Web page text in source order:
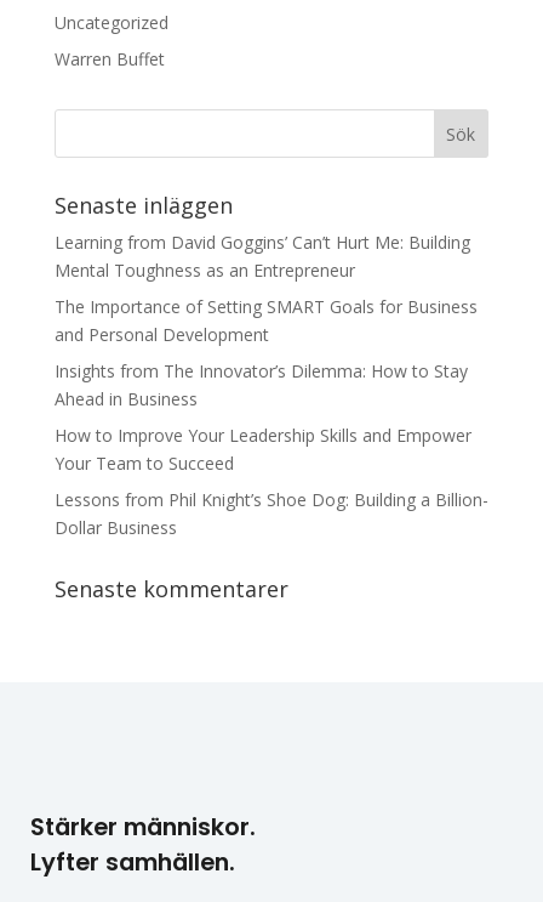
Uncategorized
Warren Buffet
Senaste inläggen
Learning from David Goggins’ Can’t Hurt Me: Building
Mental Toughness as an Entrepreneur
The Importance of Setting SMART Goals for Business
and Personal Development
Insights from The Innovator’s Dilemma: How to Stay
Ahead in Business
How to Improve Your Leadership Skills and Empower
Your Team to Succeed
Lessons from Phil Knight’s Shoe Dog: Building a Billion-
Dollar Business
Senaste kommentarer
Stärker människor.
Lyfter samhällen.